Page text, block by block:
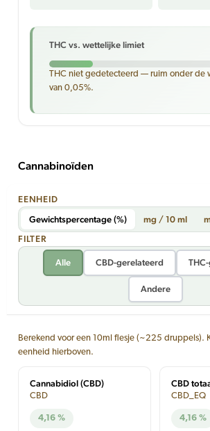
THC vs. wettelijke limiet
THC niet gedetecteerd — ruim onder de
van 0,05%.
Cannabinoïden
EENHEID
Gewichtspercentage (%)
mg / 10 ml
FILTER
Alle CBD-gerelateerd
Andere
Berekend voor een 10ml flesje (~225 druppels).
eenheid hierboven.
Cannabidiol (CBD)
CBD
4,16 %
CBD
CBD_EQ
4,16 %